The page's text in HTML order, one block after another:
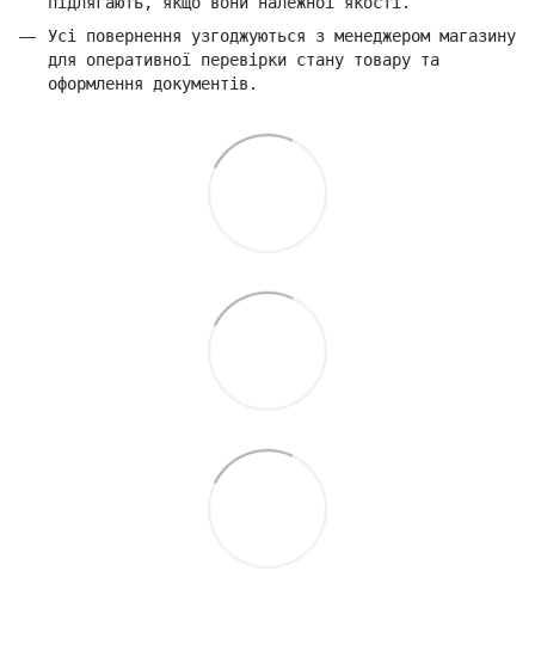
Усі повернення узгоджуються з менеджером магазину
для оперативної перевірки стану товару та
оформлення документів.